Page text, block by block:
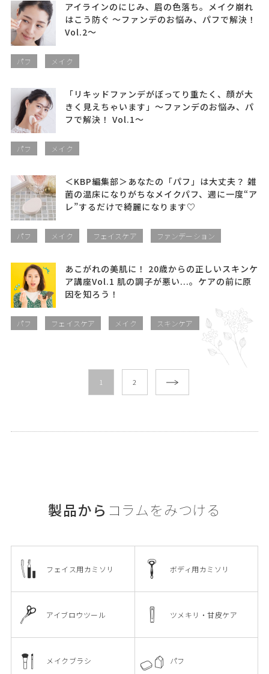
アイラインのにじみ、眉の色落ち。メイク崩れ
はこう防ぐ 〜ファンデのお悩み、パフで解決！
Vol.2〜
パフ メイク
「リキッドファンデがぼってり重たく、顔が大
きく見えちゃいます」〜ファンデのお悩み、パ
フで解決！ Vol.1〜
パフ メイク
＜KBP編集部＞あなたの「パフ」は大丈夫？ 雑
菌の温床になりがちなメイクパフ、週に一度“ア
レ”するだけで綺麗になります♡
パフ メイク フェイスケア ファンデーション
あこがれの美肌に！ 20歳からの正しいスキンケ
ア講座Vol.1 肌の調子が悪い...。ケアの前に原
因を知ろう！
パフ フェイスケア メイク スキンケア
1 2
製品から コラムをみつける
フェイス用カミソリ ボディ用カミソリ
アイブロウツール ツメキリ・甘皮ケア
メイクブラシ パフ